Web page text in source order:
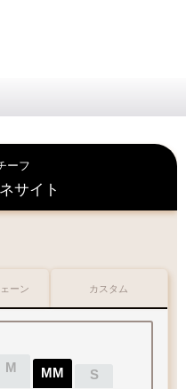
ーフ
サイト
M MM S
ーン カスタム